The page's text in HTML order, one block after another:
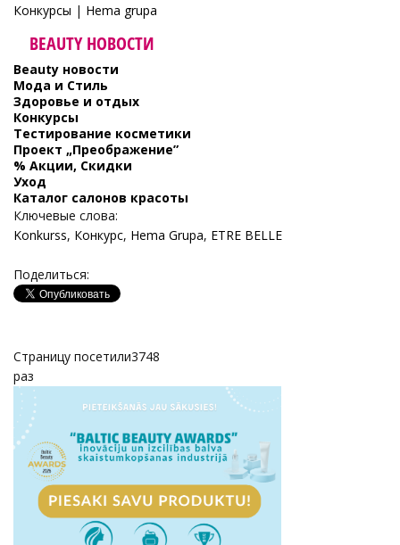
Конкурсы | Hema grupa
BEAUTY НОВОСТИ
Beauty новости
Мода и Стиль
Здоровье и отдых
Конкурсы
Тестирование косметики
Проект „Преображение”
% Акции, Скидки
Уход
Каталог салонов красоты
Ключевые слова:
Konkurss, Конкурс, Hema Grupa, ETRE BELLE
Поделиться:
Страницу посетили3748
раз